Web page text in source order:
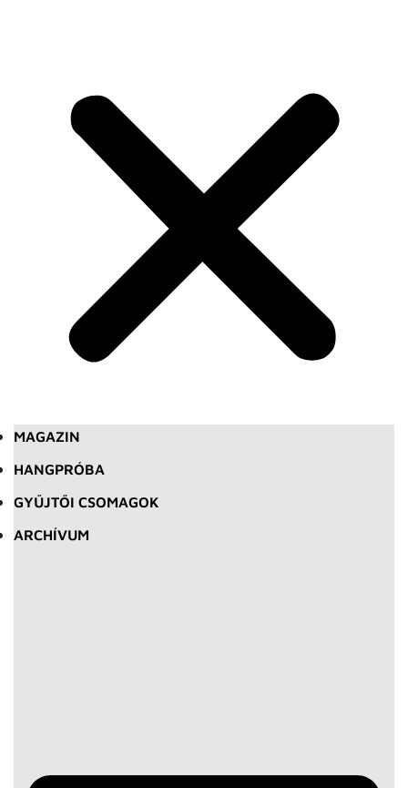
MAGAZIN
HANGPRÓBA
GYŰJTŐI CSOMAGOK
ARCHÍVUM